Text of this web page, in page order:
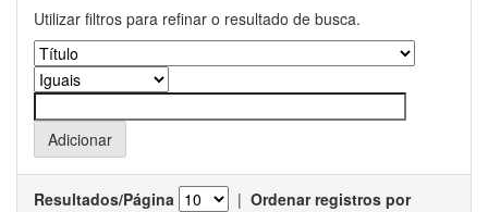
Utilizar filtros para refinar o resultado de busca.
Resultados/Página | Ordenar registros por